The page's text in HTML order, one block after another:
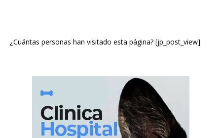
¿Cuántas personas han visitado esta página? [jp_post_view]